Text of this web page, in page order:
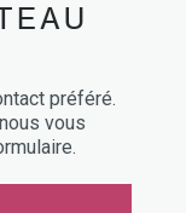
préféré.
vous